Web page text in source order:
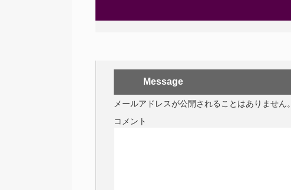
Message
メールアドレスが公開されることはありません。
コメント